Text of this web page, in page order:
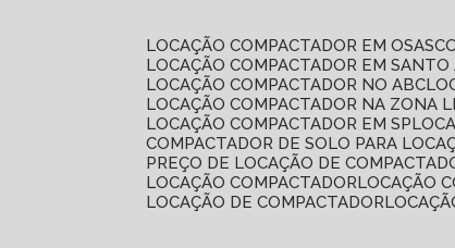
LOCAÇÃO COMPACTADOR EM
LOCAÇÃO COMPACTADOR EM SANTO
LOCAÇÃO COMPACTADOR NO ABC
LOCAÇÃO COMPACTADOR NA ZONA
LOCAÇÃO COMPACTADOR EM SP
COMPACTADOR DE SOLO PARA
PREÇO DE LOCAÇÃO DE
LOCAÇÃO COMPACTADOR LOCAÇÃO
LOCAÇÃO DE COMPACTADOR